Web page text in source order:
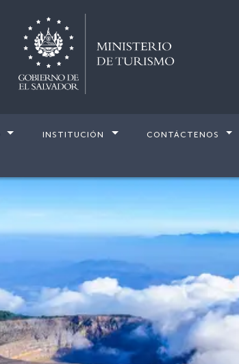
INSTITUCIÓN CONTÁCTENOS